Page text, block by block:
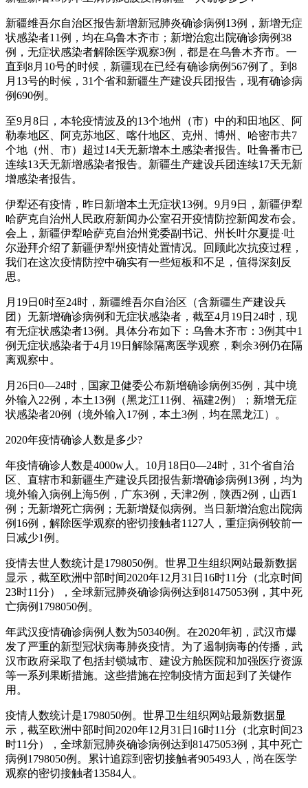
新疆维吾尔自治区报告新增新冠肺炎确诊病例13例，新增无症
状感染者11例，均在乌鲁木齐市；新增治愈出院确诊病例38
例，无症状感染者解除医学观察3例，都是在乌鲁木齐市。一
直到8月10号的时候，新疆现在已经有确诊病例567例了。到8
月13号的时候，31个省和新疆生产建设兵团报告，现有确诊病
例690例。
至9月8日，本轮疫情波及的13个地州（市）中的和田地区、阿
勒泰地区、阿克苏地区、喀什地区、克州、博州、哈密市共7
个地（州、市）超过14天无新增本土感染者报告。吐鲁番市已
连续13天无新增感染者报告。新疆生产建设兵团连续17天无新
增感染者报告。
伊犁还有疫情，昨日新增本土无症状13例。9月9日，新疆伊犁
哈萨克自治州人民政府新闻办公室召开疫情防控新闻发布会。
会上，新疆伊犁哈萨克自治州党委副书记、州长叶尔夏提·吐
尔逊拜介绍了新疆伊犁州疫情处置情况。回顾此次抗疫过程，
我们在这次疫情防控中确实有一些短板和不足，值得深刻反
思。
月19日0时至24时，新疆维吾尔自治区（含新疆生产建设兵
团）无新增确诊病例和无症状感染者，截至4月19日24时，现
有无症状感染者13例。具体分布如下：乌鲁木齐市：3例其中1
例无症状感染者于4月19日解除隔离医学观察，剩余3例仍在隔
离观察中。
月26日0—24时，国家卫健委公布新增确诊病例35例，其中境
外输入22例，本土13例（黑龙江11例、福建2例）；新增无症
状感染者20例（境外输入17例，本土3例，均在黑龙江）。
2020年疫情确诊人数是多少?
年疫情确诊人数是4000w人。10月18日0—24时，31个省自治
区、直辖市和新疆生产建设兵团报告新增确诊病例13例，均为
境外输入病例上海5例，广东3例，天津2例，陕西2例，山西1
例；无新增死亡病例；无新增疑似病例。当日新增治愈出院病
例16例，解除医学观察的密切接触者1127人，重症病例较前一
日减少1例。
疫情去世人数统计是1798050例。世界卫生组织网站最新数据
显示，截至欧洲中部时间2020年12月31日16时11分（北京时间
23时11分），全球新冠肺炎确诊病例达到81475053例，其中死
亡病例1798050例。
年武汉疫情确诊病例人数为50340例。在2020年初，武汉市爆
发了严重的新型冠状病毒肺炎疫情。为了遏制病毒的传播，武
汉市政府采取了包括封锁城市、建设方舱医院和加强医疗资源
等一系列果断措施。这些措施在控制疫情方面起到了关键作
用。
疫情人数统计是1798050例。世界卫生组织网站最新数据显
示，截至欧洲中部时间2020年12月31日16时11分（北京时间23
时11分），全球新冠肺炎确诊病例达到81475053例，其中死亡
病例1798050例。累计追踪到密切接触者905493人，尚在医学
观察的密切接触者13584人。